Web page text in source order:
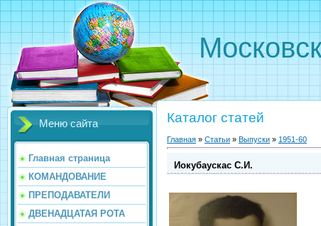
Меню сайта
Главная страница
КОМАНДОВАНИЕ
ПРЕПОДАВАТЕЛИ
ДВЕНАДЦАТАЯ РОТА
Каталог статей
Главная » Статьи » Выпуски » 1951-60
Иокубаускас С.И.